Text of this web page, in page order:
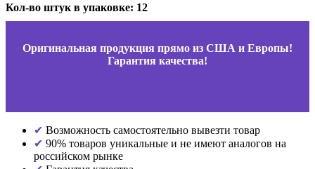
Кол-во штук в упаковке: 12
Оригинальная продукция прямо из США и Европы!
Гарантия качества!
Возможность самостоятельно вывезти товар
90% товаров уникальные и не имеют аналогов на
российском рынке